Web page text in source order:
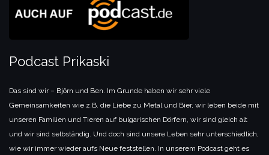
Podcast Prikaski
Das sind wir – Björn und Ben. Im Grunde haben wir sehr viele
Gemeinsamkeiten wie z.B. die Liebe zu Metal und Bier, wir leben beide mit
unseren Familien und Tieren auf bulgarischen Dörfern, wir sind gleich alt
und wir sind selbständig. Und doch sind unsere Leben sehr unterschiedlich,
wie wir immer wieder aufs Neue feststellen. In unserem Podcast geht es